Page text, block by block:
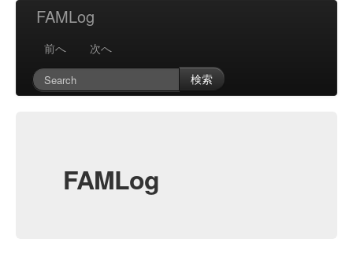
FAMLog
前へ
次へ
検索
FAMLog